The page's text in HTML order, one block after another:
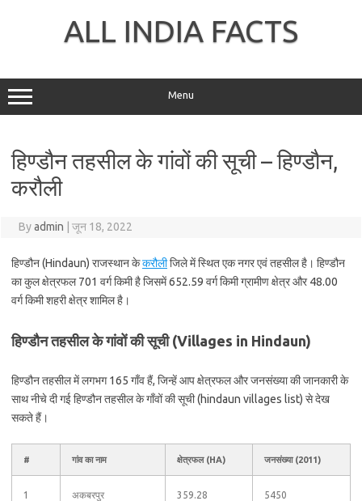
ALL INDIA FACTS
Menu
हिण्डौन तहसील के गांवों की सूची – हिण्डौन,
करौली
Byadmin जून 18, 2022
हिण्डौन (Hindaun) राजस्थान केकरौलीजिले में स्थित एक नगर एवं तहसील है। हिण्डौन
का कुल क्षेत्रफल 701 वर्ग किमी है जिसमें 652.59 वर्ग किमी ग्रामीण क्षेत्र और 48.00
वर्ग किमी शहरी क्षेत्र शामिल है।
हिण्डौन तहसील के गांवों की सूची (Villages in Hindaun)
हिण्डौन तहसील में लगभग 165 गाँव हैं, जिन्हें आप क्षेत्रफल और जनसंख्या की जानकारी के
साथ नीचे दी गई हिण्डौन तहसील के गाँवों की सूची (hindaun villages list) से देख
सकते हैं।
# गांव का नाम क्षेत्रफल (HA) जनसंख्या (2011)
1 अकबरपुर 359.28 5450